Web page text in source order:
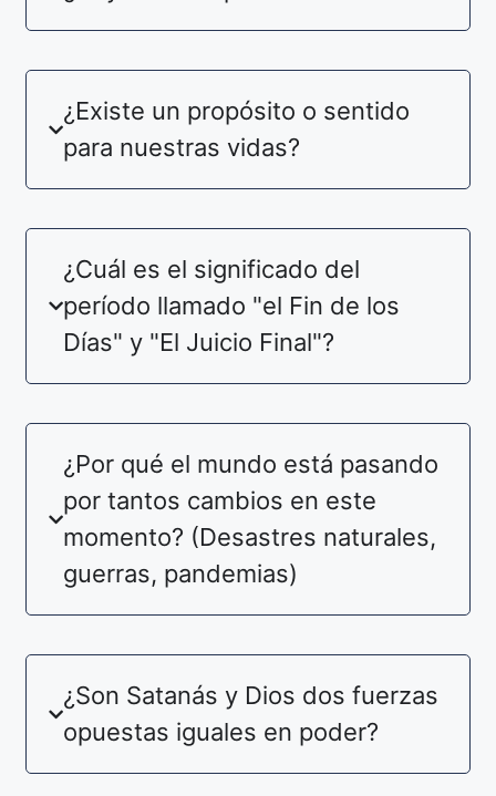
¿Existe un propósito o sentido
para nuestras vidas?
¿Cuál es el significado del
período llamado "el Fin de los
Días" y "El Juicio Final"?
¿Por qué el mundo está pasando
por tantos cambios en este
momento? (Desastres naturales,
guerras, pandemias)
¿Son Satanás y Dios dos fuerzas
opuestas iguales en poder?